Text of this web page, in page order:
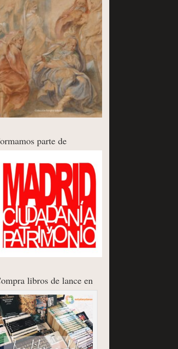
parte de
libros de lance en